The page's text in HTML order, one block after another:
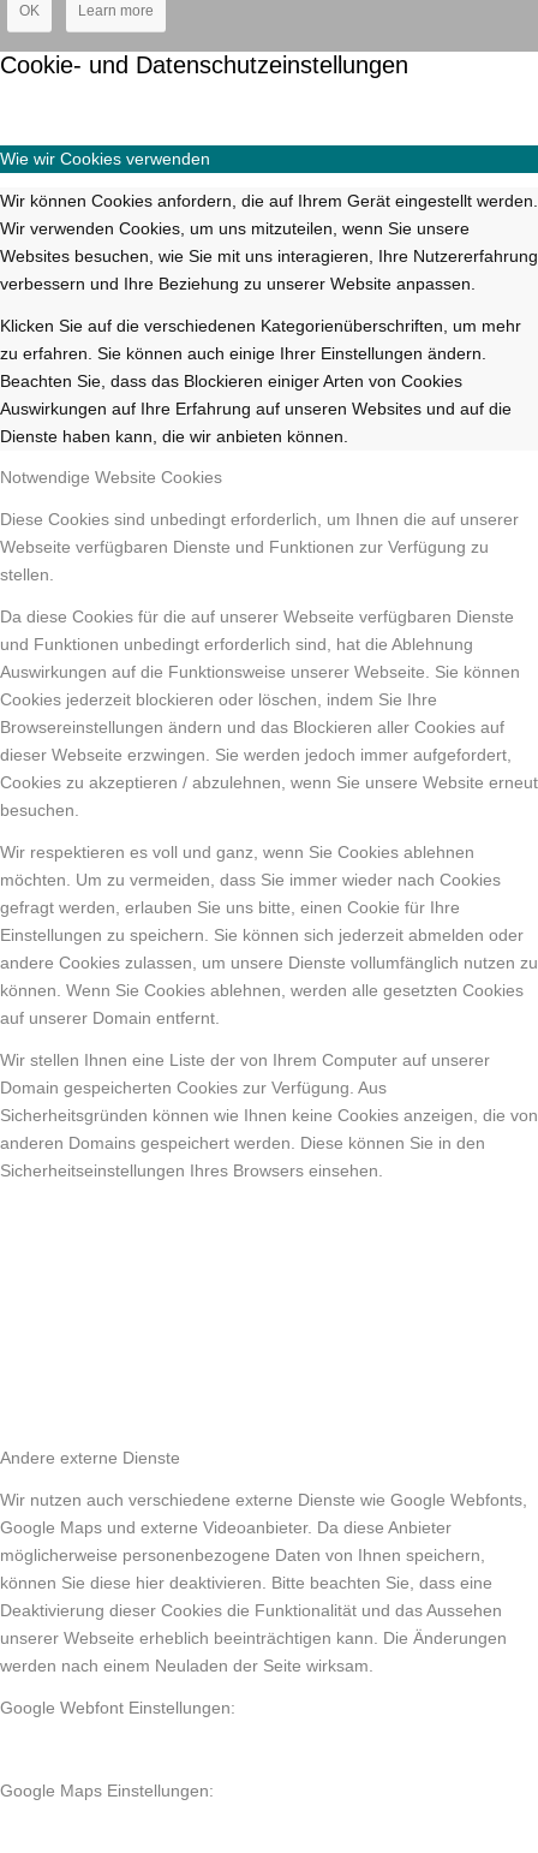
OK Learn more
Cookie- und Datenschutzeinstellungen
Wie wir Cookies verwenden
Wir können Cookies anfordern, die auf Ihrem Gerät eingestellt werden.
Wir verwenden Cookies, um uns mitzuteilen, wenn Sie unsere
Websites besuchen, wie Sie mit uns interagieren, Ihre Nutzererfahrung
verbessern und Ihre Beziehung zu unserer Website anpassen.
Klicken Sie auf die verschiedenen Kategorienüberschriften, um mehr
zu erfahren. Sie können auch einige Ihrer Einstellungen ändern.
Beachten Sie, dass das Blockieren einiger Arten von Cookies
Auswirkungen auf Ihre Erfahrung auf unseren Websites und auf die
Dienste haben kann, die wir anbieten können.
Notwendige Website Cookies
Diese Cookies sind unbedingt erforderlich, um Ihnen die auf unserer
Webseite verfügbaren Dienste und Funktionen zur Verfügung zu
stellen.
Da diese Cookies für die auf unserer Webseite verfügbaren Dienste
und Funktionen unbedingt erforderlich sind, hat die Ablehnung
Auswirkungen auf die Funktionsweise unserer Webseite. Sie können
Cookies jederzeit blockieren oder löschen, indem Sie Ihre
Browsereinstellungen ändern und das Blockieren aller Cookies auf
dieser Webseite erzwingen. Sie werden jedoch immer aufgefordert,
Cookies zu akzeptieren / abzulehnen, wenn Sie unsere Website erneut
besuchen.
Wir respektieren es voll und ganz, wenn Sie Cookies ablehnen
möchten. Um zu vermeiden, dass Sie immer wieder nach Cookies
gefragt werden, erlauben Sie uns bitte, einen Cookie für Ihre
Einstellungen zu speichern. Sie können sich jederzeit abmelden oder
andere Cookies zulassen, um unsere Dienste vollumfänglich nutzen zu
können. Wenn Sie Cookies ablehnen, werden alle gesetzten Cookies
auf unserer Domain entfernt.
Wir stellen Ihnen eine Liste der von Ihrem Computer auf unserer
Domain gespeicherten Cookies zur Verfügung. Aus
Sicherheitsgründen können wie Ihnen keine Cookies anzeigen, die von
anderen Domains gespeichert werden. Diese können Sie in den
Sicherheitseinstellungen Ihres Browsers einsehen.
Andere externe Dienste
Wir nutzen auch verschiedene externe Dienste wie Google Webfonts,
Google Maps und externe Videoanbieter. Da diese Anbieter
möglicherweise personenbezogene Daten von Ihnen speichern,
können Sie diese hier deaktivieren. Bitte beachten Sie, dass eine
Deaktivierung dieser Cookies die Funktionalität und das Aussehen
unserer Webseite erheblich beeinträchtigen kann. Die Änderungen
werden nach einem Neuladen der Seite wirksam.
Google Webfont Einstellungen:
Google Maps Einstellungen: